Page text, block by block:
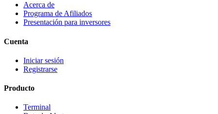
Acerca de
Programa de Afiliados
Presentación para inversores
Cuenta
Iniciar sesión
Registrarse
Producto
Terminal